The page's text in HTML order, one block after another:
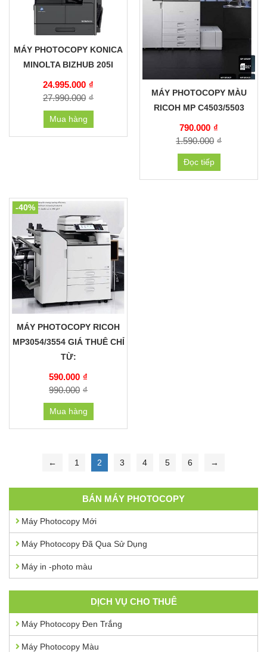
MÁY PHOTOCOPY KONICA
MINOLTA BIZHUB 205I
24.995.000 ₫
27.990.000 ₫
Mua hàng
MÁY PHOTOCOPY MÀU
RICOH MP C4503/5503
790.000 ₫
1.590.000 ₫
Đọc tiếp
MÁY PHOTOCOPY RICOH
MP3054/3554 GIÁ THUÊ CHỈ
TỪ:
590.000 ₫
990.000 ₫
Mua hàng
-40%
← 1 2 3 4 5 6 →
BÁN MÁY PHOTOCOPY
Máy Photocopy Mới
Máy Photocopy Đã Qua Sử Dụng
Máy in -photo màu
DỊCH VỤ CHO THUÊ
Máy Photocopy Đen Trắng
Máy Photocopy Màu